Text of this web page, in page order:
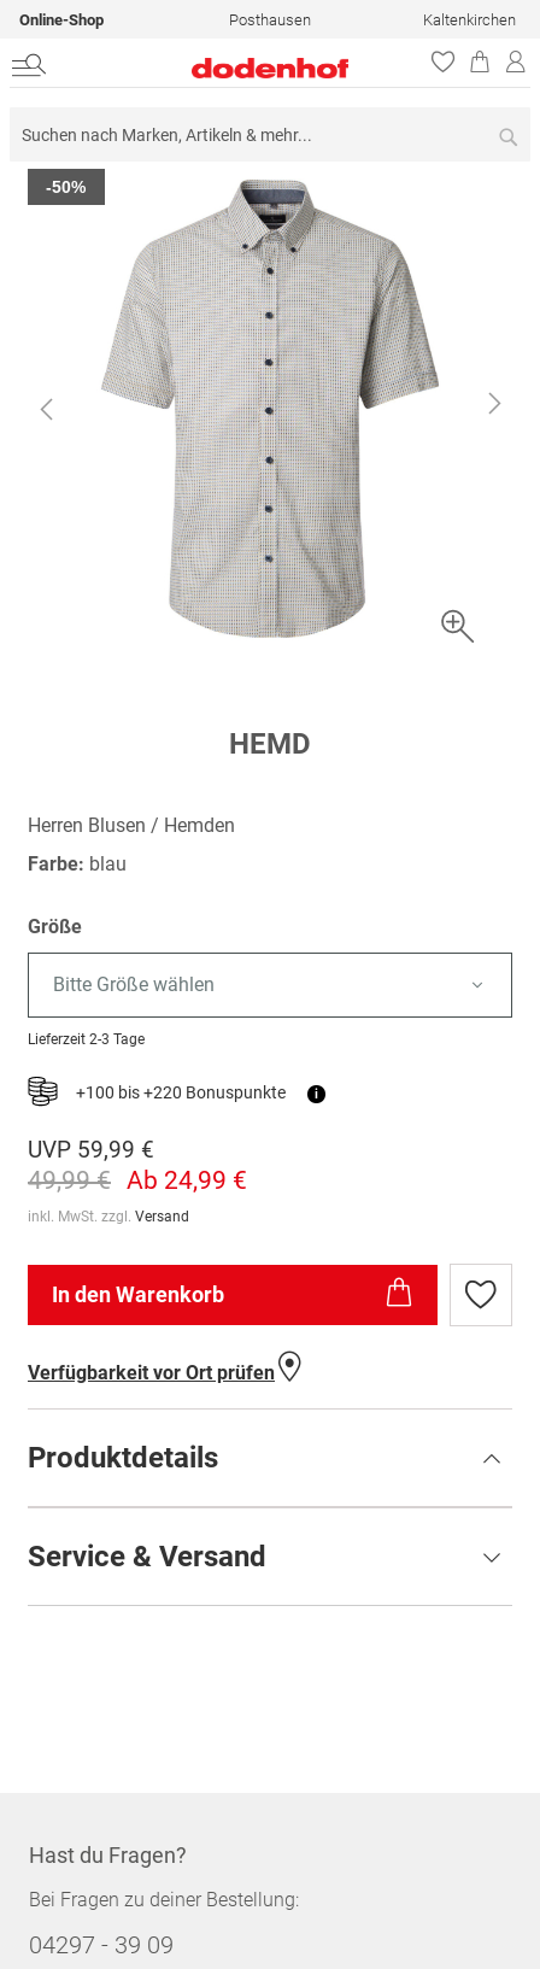
Online-Shop Posthausen Kaltenkirchen
Zum
Ende
-50%
springen
HEMD
Herren Blusen / Hemden
Farbe: blau
Größe
Bitte Größe wählen
Lieferzeit 2-3 Tage
+100 bis +220 Bonuspunkte i
UVP 59,99 €
49,99 € Ab 24,99 €
inkl. MwSt. zzgl. Versand
In den Warenkorb
Zur
Verfügbarkeit vor Ort prüfen
Produktdetails
Service & Versand
Hast du Fragen?
Bei Fragen zu deiner Bestellung:
04297 - 39 09